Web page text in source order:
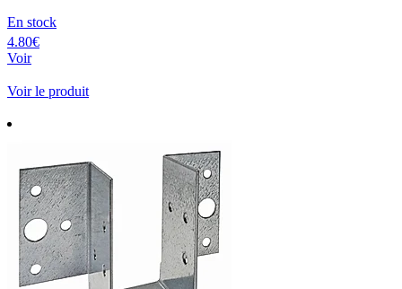
En stock
4.80€
Voir
Voir le produit